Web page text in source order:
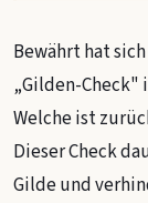
Bewährt hat
„Gilden-Check"
Welche ist
Dieser Check
Gilde und